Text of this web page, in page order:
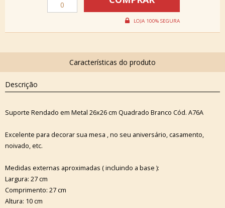
Descrição
Suporte Rendado em Metal 26x26 cm Quadrado Branco Cód. A76A
Excelente para decorar sua mesa , no seu aniversário, casamento,
noivado, etc.
Medidas externas aproximadas ( incluindo a base ):
Largura: 27 cm
Comprimento: 27 cm
Altura: 10 cm